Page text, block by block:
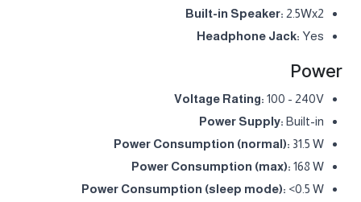
Built-in Speaker: 2.5Wx2
Headphone Jack: Yes
Power
Voltage Rating: 100 - 240V
Power Supply: Built-in
Power Consumption (normal): 31.5 W
Power Consumption (max): 168 W
Power Consumption (sleep mode): <0.5 W